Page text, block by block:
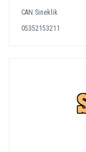
CAN Sineklik
05352153211